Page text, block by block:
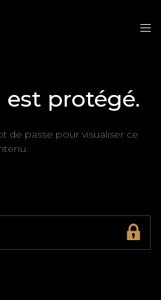
est protégé.
de passe pour visualiser ce